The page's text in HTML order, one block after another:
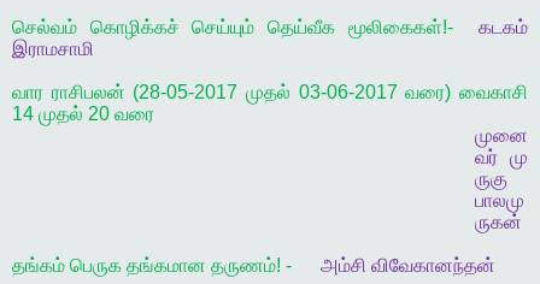
செல்வம் கொழிக்கச் செய்யும் தெய்வீக மூலிகைகள்!- கடகம்
இராமசாமி
வார ராசிபலன் (28-05-2017 முதல் 03-06-2017 வரை) வைகாசி
14 முதல் 20 வரை
முனை
வர் மு
ருகு
பாலமு
ருகன்
தங்கம் பெருக தங்கமான தருணம்! - அம்சி விவேகானந்தன்